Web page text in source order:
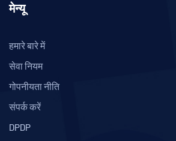
मेन्यू
हमारे बारे में
सेवा नियम
गोपनीयता नीति
संपर्क करें
DPDP